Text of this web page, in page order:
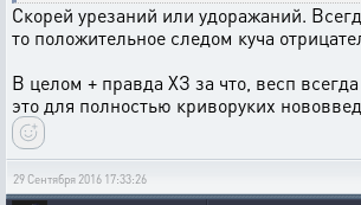
Скорей урезаний или удоражаний.
то положительное следом куча
В целом + правда ХЗ за что, весп
это для полностью криворуких
29 Сентября 2016 17:33:26